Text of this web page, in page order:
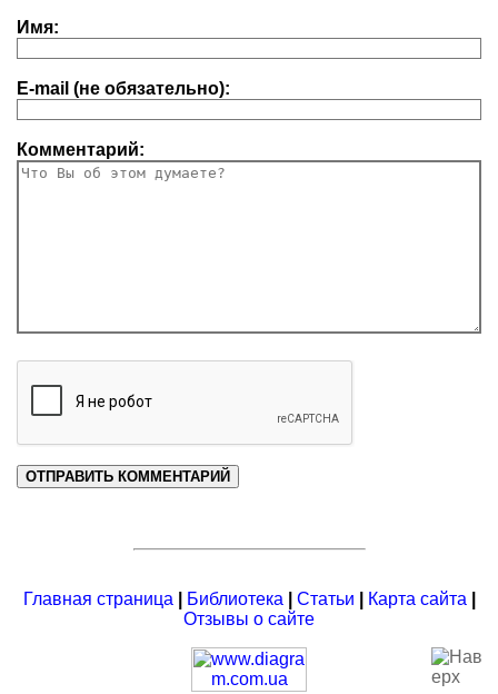
Имя:
E-mail (не обязательно):
Комментарий:
Главная страница Библиотека Статьи Карта сайта
Отзывы о сайте